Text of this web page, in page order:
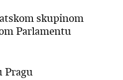
skupinom
Parlamentu
Pragu